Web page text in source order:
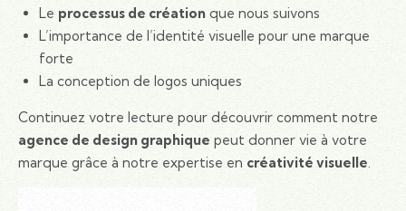
Le processus de créationque nous suivons
L’importance de l’identité visuelle pour une marque
forte
La conception de logos uniques
Continuez votre lecture pour découvrir comment notre
agence de design graphique peut donner vie à votre
marque grâce à notre expertise en créativité visuelle